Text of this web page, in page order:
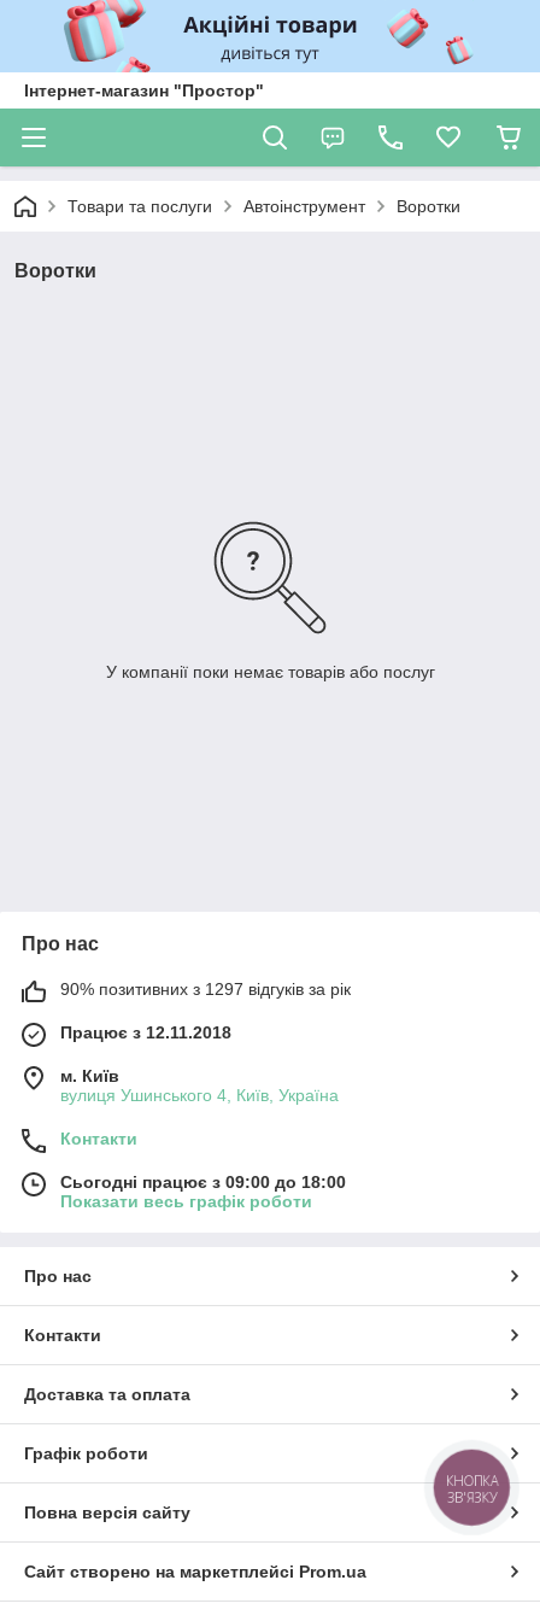
Інтернет-магазин "Простор"
Товари та послуги Автоінструмент Воротки
Воротки
У компанії поки немає товарів або послуг
Про нас
90% позитивних з 1297 відгуків за рік
Працює з 12.11.2018
м. Київ
вулиця Ушинського 4, Київ, Україна
Контакти
Сьогодні працює з 09:00 до 18:00
Показати весь графік роботи
Про нас
Контакти
Доставка та оплата
Графік роботи
Повна версія сайту
Сайт створено на маркетплейсі Prom.ua
КНОПКА
ЗВ'ЯЗКУ